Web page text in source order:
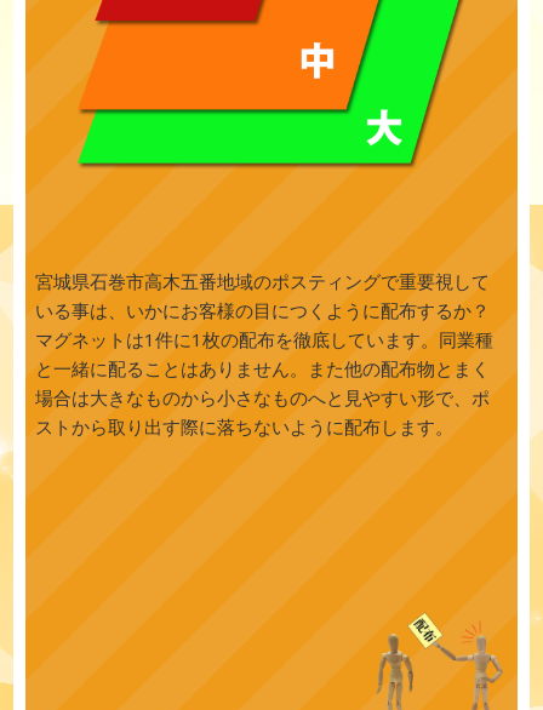
宮城県石巻市高木五番地域のポスティングで重要視して
いる事は、いかにお客様の目につくように配布するか？
マグネットは1件に1枚の配布を徹底しています。同業種
と一緒に配ることはありません。また他の配布物とまく
場合は大きなものから小さなものへと見やすい形で、ポ
ストから取り出す際に落ちないように配布します。